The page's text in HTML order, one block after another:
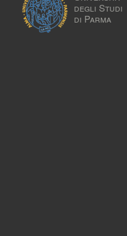
degli Studi
di Parma